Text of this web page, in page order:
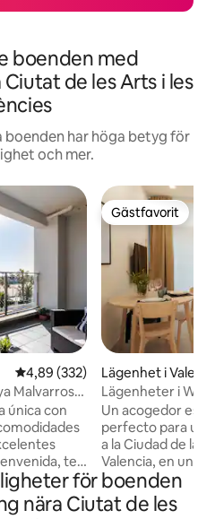
boenden med
de les Arts i les
boenden har höga betyg för
och mer.
4,89 av 5 i genomsnittligt
4,89 (332)
Malvarrosa,
única con
te
de vino
para
Gästfavorit
Gästfavorit
Lägenhet i
Lägenheter i
med 1...
Un acogedor
perfecto para
a la Ciudad de las
Valencia, en una
tráfico. Dispone
matrimonio de
convertible en
för boenden
nära Ciutat de les